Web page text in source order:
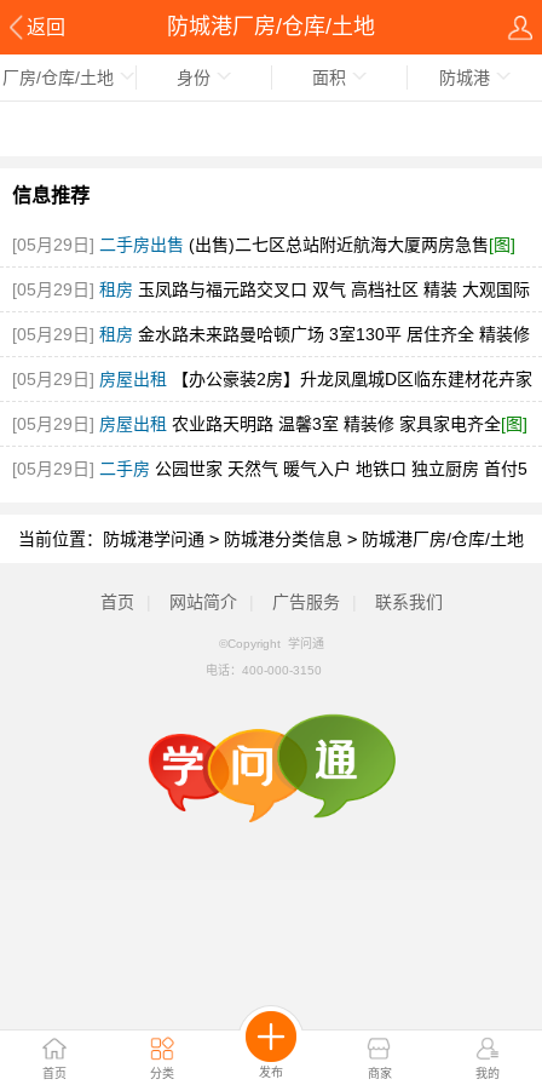
返回 防城港厂房/仓库/土地
首页 分类 发布 商家 我的
厂房/仓库/土地 身份 面积 防城港
信息推荐
[05月29日] 二手房出售 (出售)二七区总站附近航海大厦两房急售[图]
[05月29日] 租房 玉凤路与福元路交叉口 双气 高档社区 精装 大观国际
[图]
[05月29日] 租房 金水路未来路曼哈顿广场 3室130平 居住齐全 精装修
随时看[图]
[05月29日] 房屋出租 【办公豪装2房】升龙凤凰城D区临东建材花卉家
电市场中博旁急租[图]
[05月29日] 房屋出租 农业路天明路 温馨3室 精装修 家具家电齐全[图]
[05月29日] 二手房 公园世家 天然气 暖气入户 地铁口 独立厨房 首付5
当前位置：
防城港学问通 > 防城港分类信息 > 防城港厂房/仓库/土地
首页 网站简介 广告服务 联系我们
©Copyright 学问通
电话： 400-000-3150